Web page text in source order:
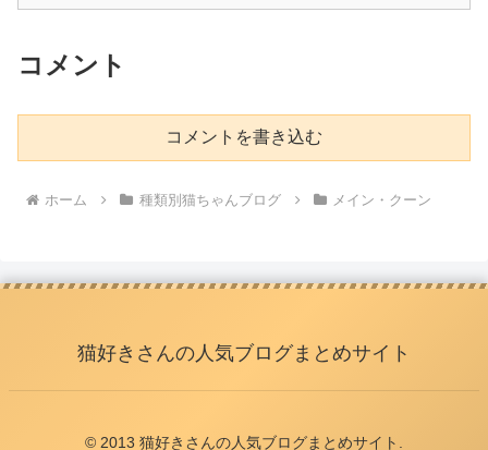
コメント
コメントを書き込む
ホーム 種類別猫ちゃんブログ メイン・クーン
猫好きさんの人気ブログまとめサイト
© 2013 猫好きさんの人気ブログまとめサイト.